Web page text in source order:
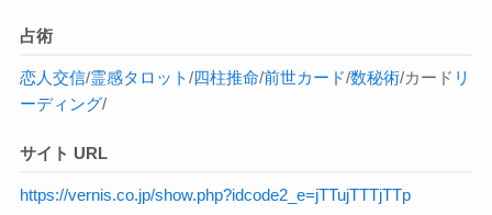
占術
恋人交信/霊感タロット/四柱推命/前世カード/数秘術/カード リ
ーディング/
サイト URL
https://vernis.co.jp/show.php?idcode2_e=jTTujTTTjTTp